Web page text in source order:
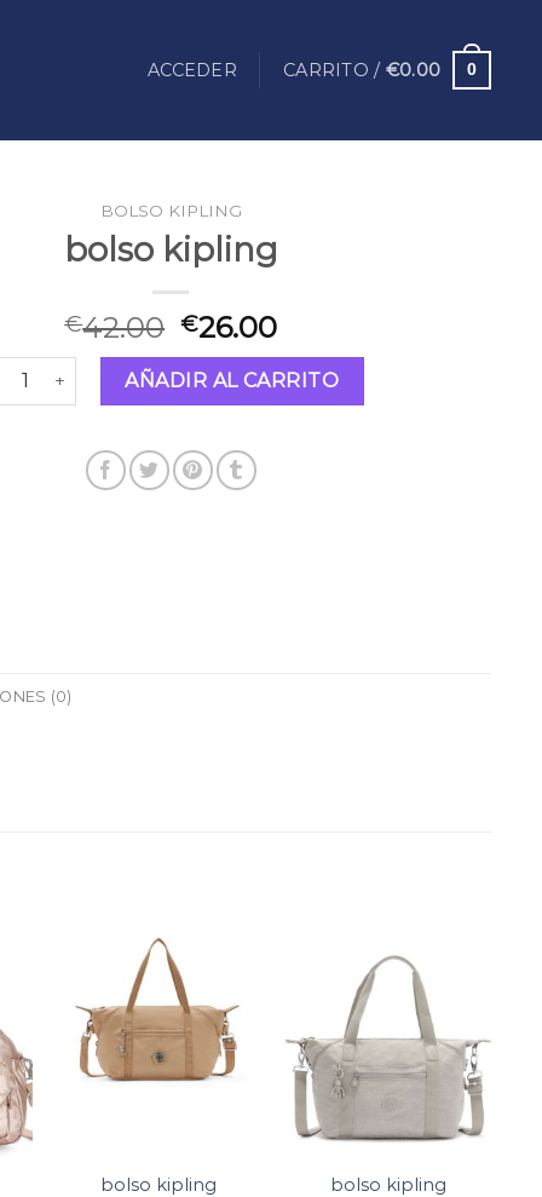
ACCEDER CARRITO / €0.00 0
BOLSO KIPLING
bolso kipling
€42.00 €26.00
kipling cantidadAÑADIR AL CARRITO
(0)
bolso kipling
bolso kipling